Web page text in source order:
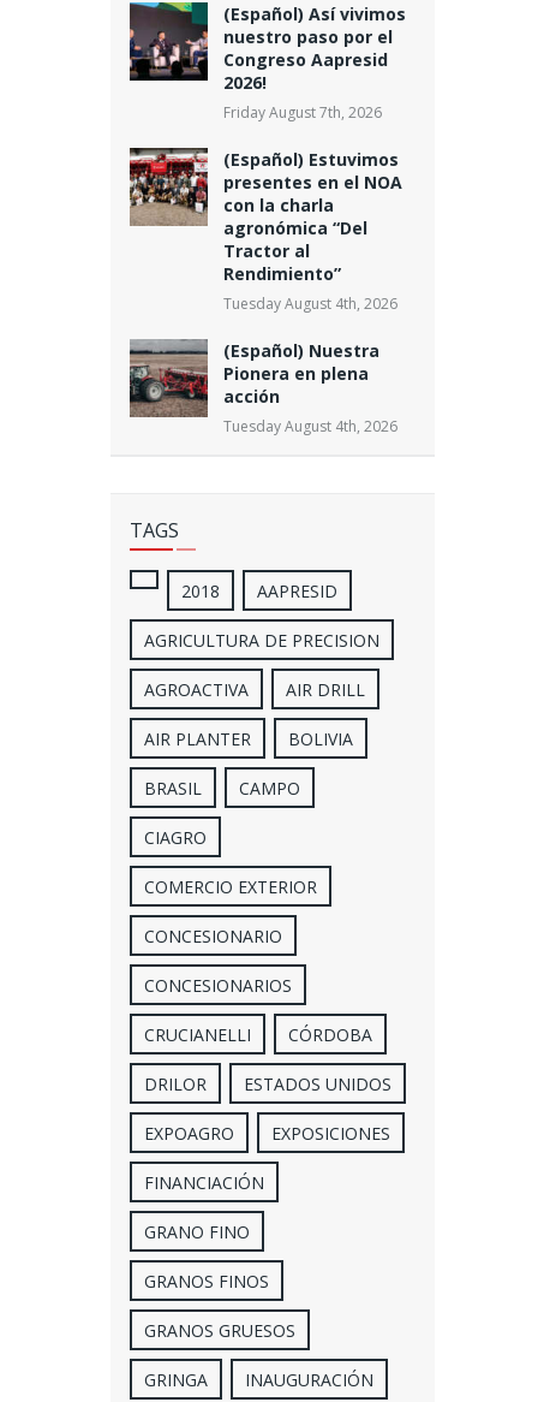
(Español) Así vivimos
nuestro paso por el
Congreso Aapresid
2026!
Friday August 7th, 2026
(Español) Estuvimos
presentes en el NOA
con la charla
agronómica “Del
Tractor al
Rendimiento”
Tuesday August 4th, 2026
(Español) Nuestra
Pionera en plena
acción
Tuesday August 4th, 2026
TAGS
2018 AAPRESID
AGRICULTURA DE PRECISION
AGROACTIVA AIR DRILL
AIR PLANTER BOLIVIA
BRASIL CAMPO
CIAGRO
COMERCIO EXTERIOR
CONCESIONARIO
CONCESIONARIOS
CRUCIANELLI CÓRDOBA
DRILOR ESTADOS UNIDOS
EXPOAGRO EXPOSICIONES
FINANCIACIÓN
GRANO FINO
GRANOS FINOS
GRANOS GRUESOS
GRINGA INAUGURACIÓN